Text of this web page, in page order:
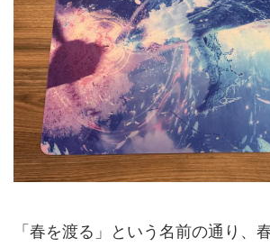
「春を渡る」という名前の通り、